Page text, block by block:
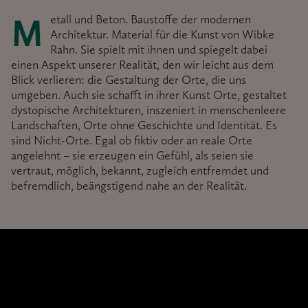
Metall und Beton. Baustoffe der modernen
Architektur. Material für die Kunst von Wibke
Rahn. Sie spielt mit ihnen und spiegelt dabei
einen Aspekt unserer Realität, den wir leicht aus dem
Blick verlieren: die Gestaltung der Orte, die uns
umgeben. Auch sie schafft in ihrer Kunst Orte, gestaltet
dystopische Architekturen, inszeniert in menschenleere
Landschaften, Orte ohne Geschichte und Identität. Es
sind Nicht-Orte. Egal ob fiktiv oder an reale Orte
angelehnt – sie erzeugen ein Gefühl, als seien sie
vertraut, möglich, bekannt, zugleich entfremdet und
befremdlich, beängstigend nahe an der Realität.